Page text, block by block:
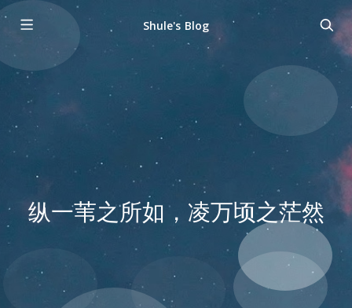
Shule's Blog
纵一苇之所如，凌万顷之茫然